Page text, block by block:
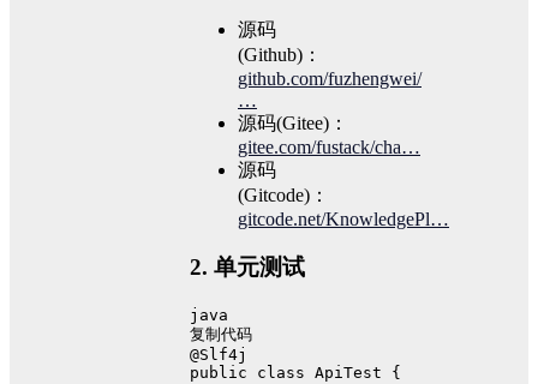
源码
(Github)：
github.com/fuzhengwei/
…
源码(Gitee)：
gitee.com/fustack/cha…
源码
(Gitcode)：
gitcode.net/KnowledgePl…
2. 单元测试
java
复制代码
@Slf4j
public
class ApiTest {